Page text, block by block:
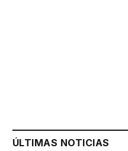
ÚLTIMAS NOTICIAS